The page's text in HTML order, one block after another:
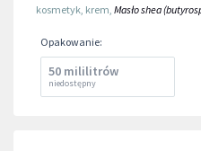
kosmetyk, krem, Masło shea
Opakowanie:
50 mililitrów
niedostępny